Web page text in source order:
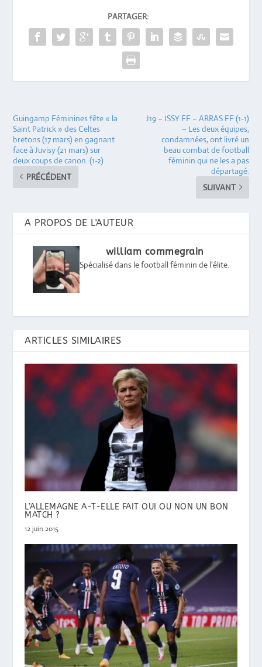
PARTAGER:
Guingamp Féminines fête « la
Saint Patrick » des Celtes
bretons (17 mars) en gagnant
face à Juvisy (21 mars) sur
deux coups de canon. (1-2)
PRÉCÉDENT
J19 – ISSY FF – ARRAS FF (1-1)
– Les deux équipes,
condamnées, ont livré un
beau combat de football
féminin qui ne les a pas
départagé.
SUIVANT
A PROPOS DE L'AUTEUR
william commegrain
Spécialisé dans le football féminin de l'élite.
ARTICLES SIMILAIRES
L’ALLEMAGNE A-T-ELLE FAIT OUI OU NON UN BON
MATCH ?
12 juin 2015